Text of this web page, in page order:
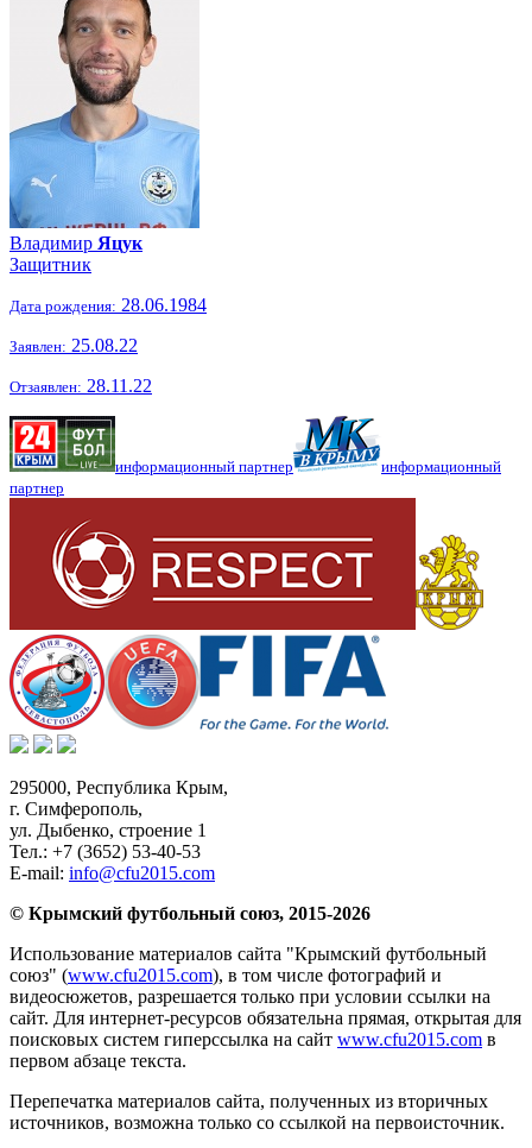
Владимир Яцук
Защитник
Дата рождения: 28.06.1984
Заявлен: 25.08.22
Отзаявлен: 28.11.22
информационный партнер
информационный
партнер
295000, Республика Крым,
г. Симферополь,
ул. Дыбенко, строение 1
Тел.: +7 (3652) 53-40-53
E-mail: info@cfu2015.com
© Крымский футбольный союз, 2015-2026
Использование материалов сайта "Крымский футбольный
союз" (www.cfu2015.com), в том числе фотографий и
видеосюжетов, разрешается только при условии ссылки на
сайт. Для интернет-ресурсов обязательна прямая, открытая для
поисковых систем гиперссылка на сайт www.cfu2015.com в
первом абзаце текста.
Перепечатка материалов сайта, полученных из вторичных
источников, возможна только со ссылкой на первоисточник.